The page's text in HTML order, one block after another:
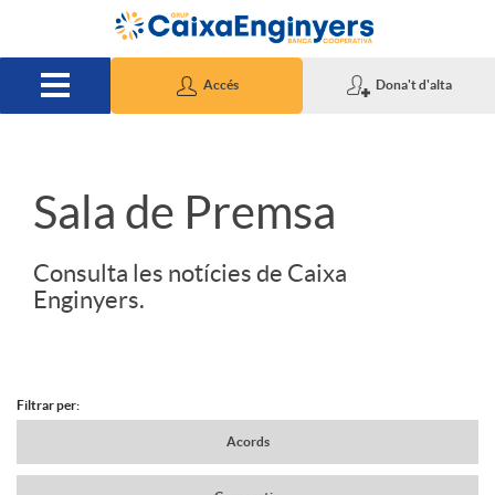
Salta al contingut principal
Accés Dona't d'alta
S
d
Sala de Premsa
Consulta les notícies de Caixa
Enginyers.
N
Filtrar per:
Acords